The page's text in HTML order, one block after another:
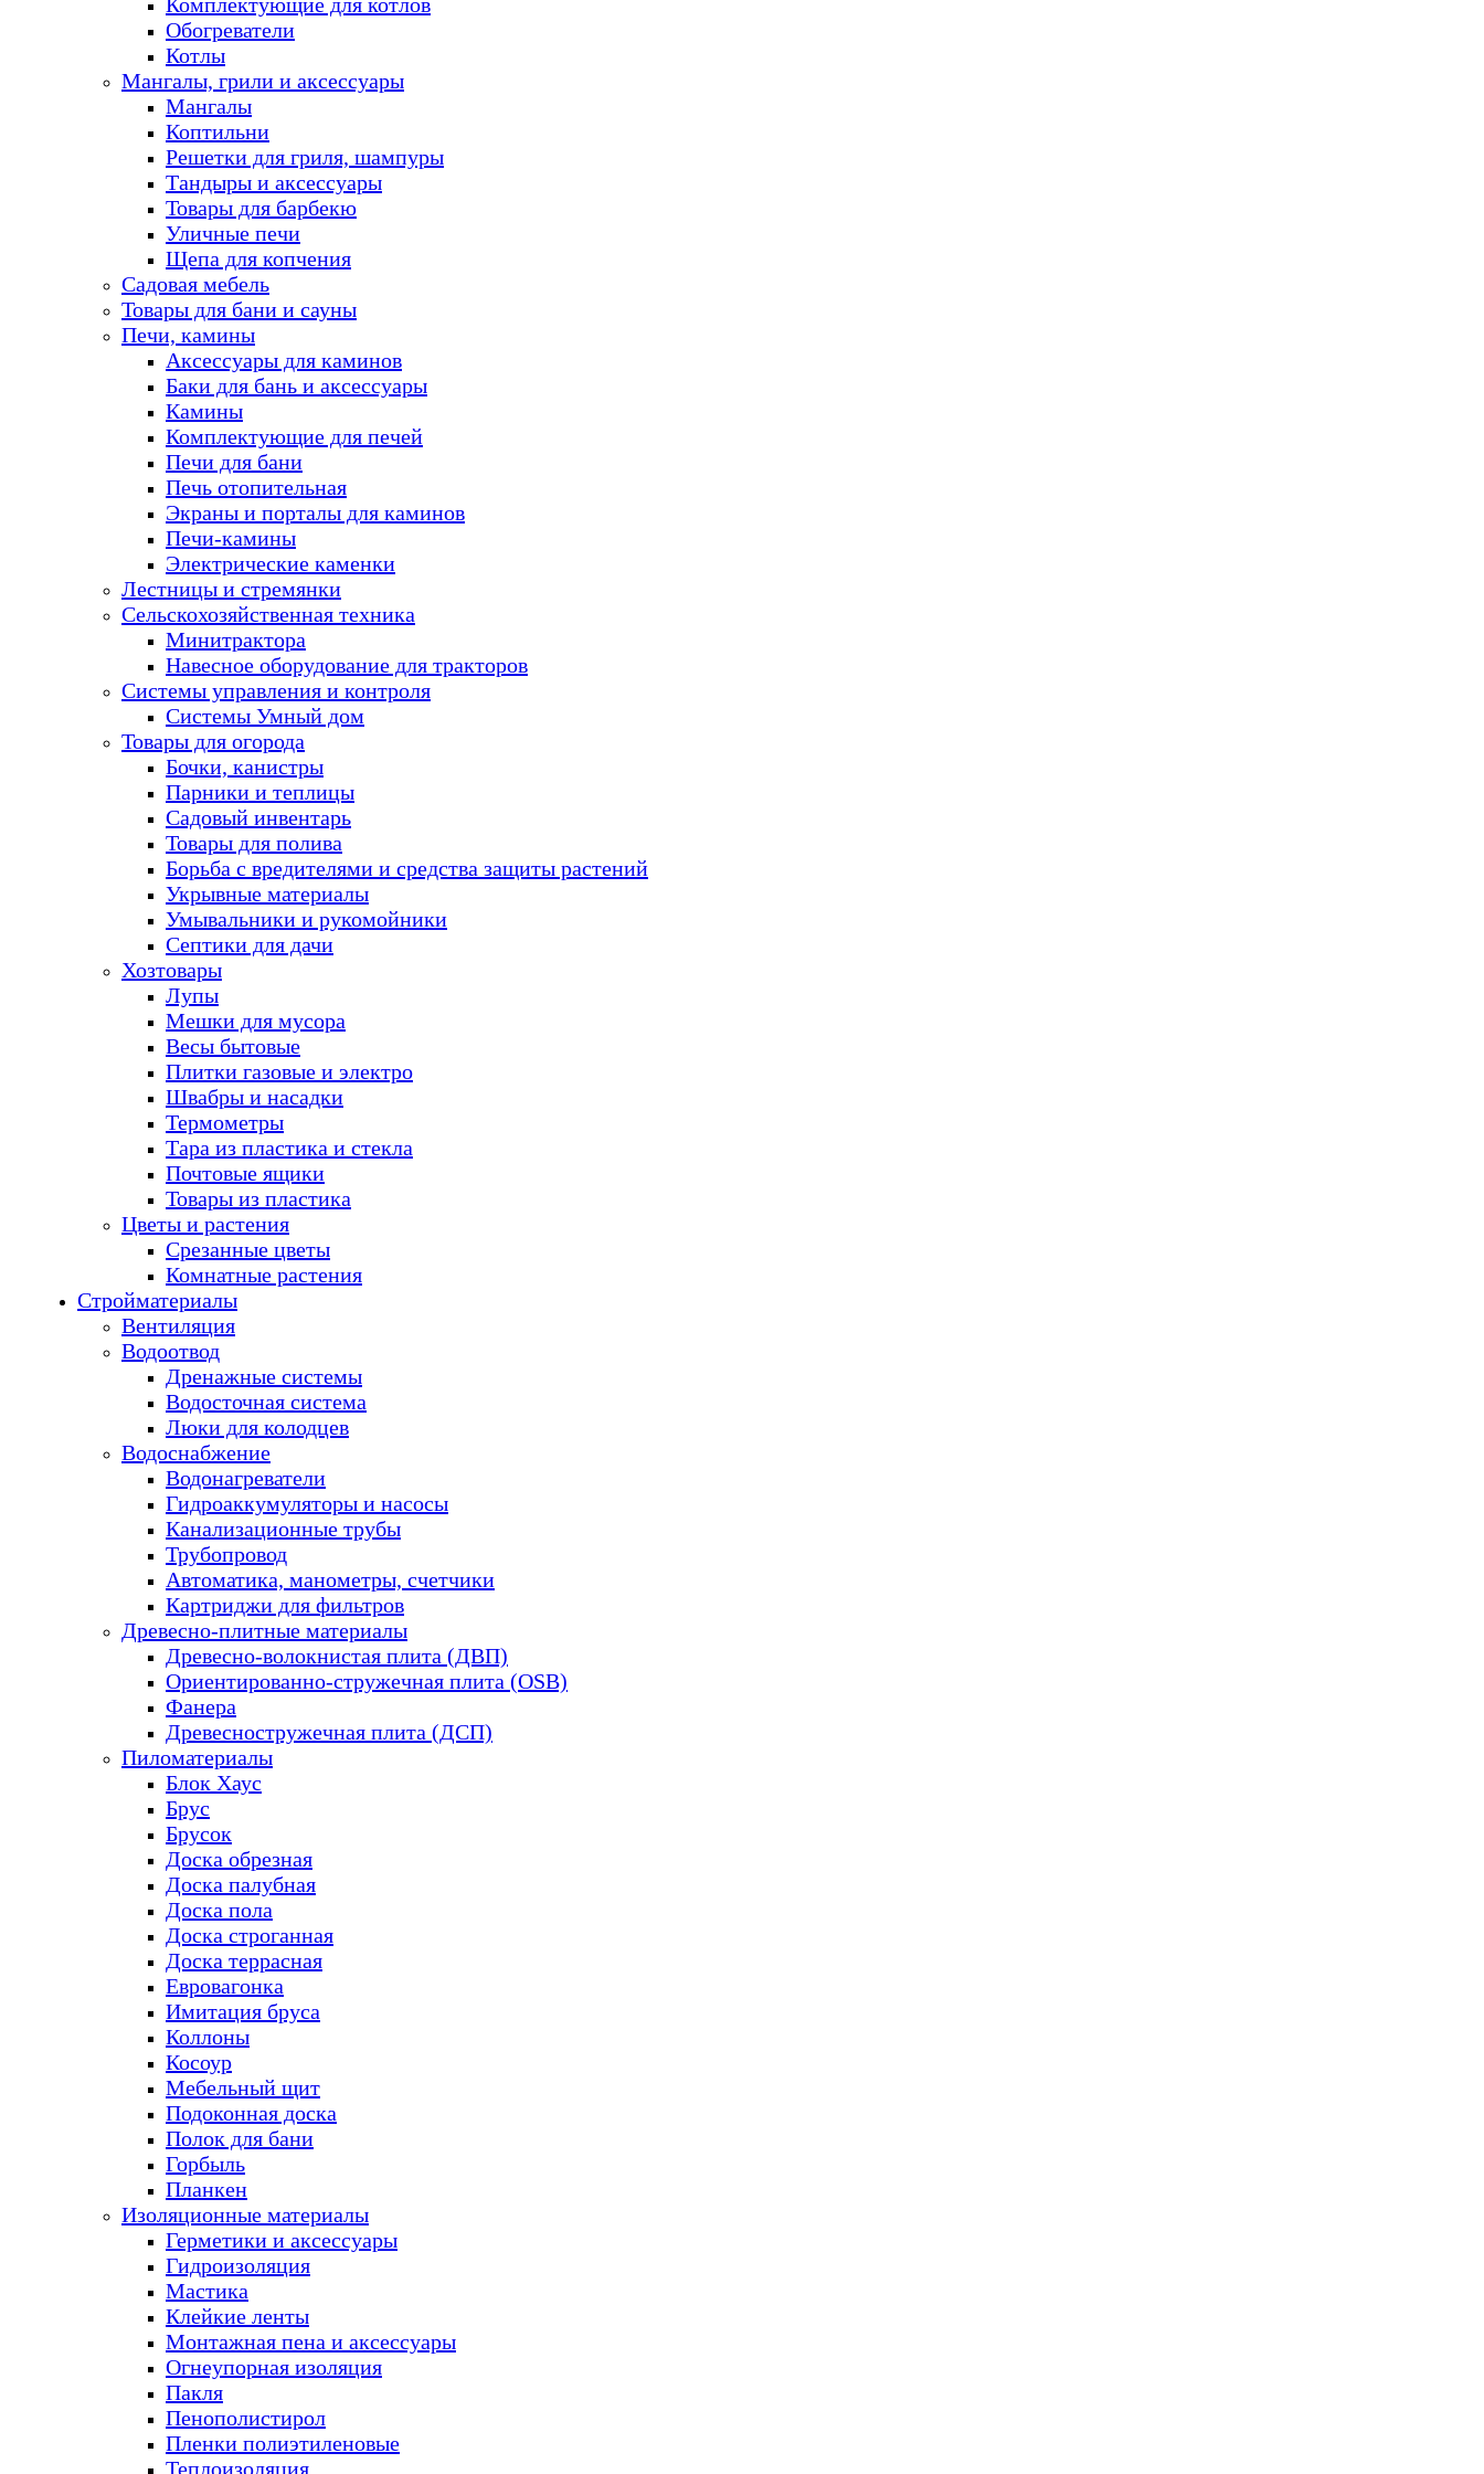
Обогреватели
Котлы
Мангалы, грили и аксессуары
Мангалы
Коптильни
Решетки для гриля, шампуры
Тандыры и аксессуары
Товары для барбекю
Уличные печи
Щепа для копчения
Садовая мебель
Товары для бани и сауны
Печи, камины
Аксессуары для каминов
Баки для бань и аксессуары
Камины
Комплектующие для печей
Печи для бани
Печь отопительная
Экраны и порталы для каминов
Печи-камины
Электрические каменки
Лестницы и стремянки
Сельскохозяйственная техника
Минитрактора
Навесное оборудование для тракторов
Системы управления и контроля
Системы Умный дом
Товары для огорода
Бочки, канистры
Парники и теплицы
Садовый инвентарь
Товары для полива
Борьба с вредителями и средства защиты растений
Укрывные материалы
Умывальники и рукомойники
Септики для дачи
Хозтовары
Лупы
Мешки для мусора
Весы бытовые
Плитки газовые и электро
Швабры и насадки
Термометры
Тара из пластика и стекла
Почтовые ящики
Товары из пластика
Цветы и растения
Срезанные цветы
Комнатные растения
Стройматериалы
Вентиляция
Водоотвод
Дренажные системы
Водосточная система
Люки для колодцев
Водоснабжение
Водонагреватели
Гидроаккумуляторы и насосы
Канализационные трубы
Трубопровод
Автоматика, манометры, счетчики
Картриджи для фильтров
Древесно-плитные материалы
Древесно-волокнистая плита (ДВП)
Ориентированно-стружечная плита (OSB)
Фанера
Древесностружечная плита (ДСП)
Пиломатериалы
Блок Хаус
Брус
Брусок
Доска обрезная
Доска палубная
Доска пола
Доска строганная
Доска террасная
Евровагонка
Имитация бруса
Коллоны
Косоур
Мебельный щит
Подоконная доска
Полок для бани
Горбыль
Планкен
Изоляционные материалы
Герметики и аксессуары
Гидроизоляция
Мастика
Клейкие ленты
Монтажная пена и аксессуары
Огнеупорная изоляция
Пакля
Пенополистирол
Пленки полиэтиленовые
Теплоизоляция